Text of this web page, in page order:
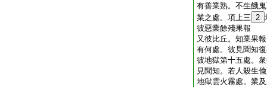
有善業熟。不生餓
業之處。項上三 2
彼惡業餘殘果報
又彼比丘。知業果
有何處。彼見聞知
彼地獄第十五處。
見聞知。若人殺生
地獄雲火霧處。業